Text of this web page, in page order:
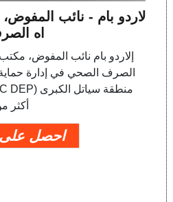
إلاردو بام - نائب
اه
إلاردو بام نائب المفوض،
الصرف الصحي في إدارة حماية
أكثر من 500
احصل على